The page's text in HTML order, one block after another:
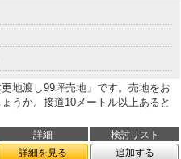
地渡し99坪売地」です。売地をお
うか。接道10メートル以上あると
詳細
検討リスト
詳細を見る 追加する